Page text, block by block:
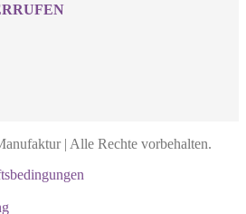
| Alle Rechte vorbehalten.